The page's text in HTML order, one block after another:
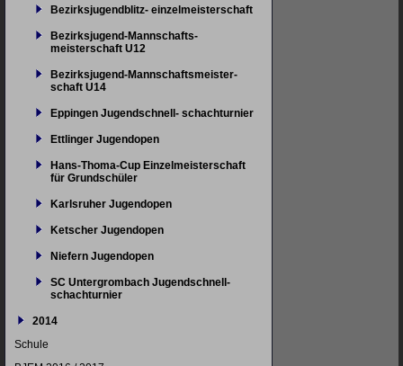
Bezirksjugendblitz- einzelmeisterschaft
Bezirksjugend-Mannschafts-
meisterschaft U12
Bezirksjugend-Mannschaftsmeister-
schaft U14
Eppingen Jugendschnell- schachturnier
Ettlinger Jugendopen
Hans-Thoma-Cup Einzelmeisterschaft
für Grundschüler
Karlsruher Jugendopen
Ketscher Jugendopen
Niefern Jugendopen
SC Untergrombach Jugendschnell-
schachturnier
2014
Schule